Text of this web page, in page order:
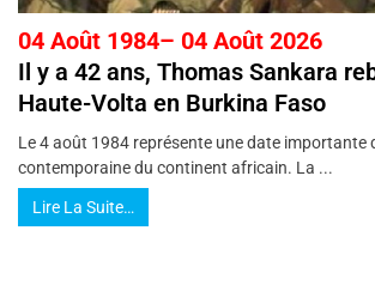
04 Août 1984– 04 Août 2026
Il y a 42 ans, Thomas Sankara
Haute-Volta en Burkina Faso
Le 4 août 1984 représente une date importante
contemporaine du continent africain. La ...
Lire La Suite…